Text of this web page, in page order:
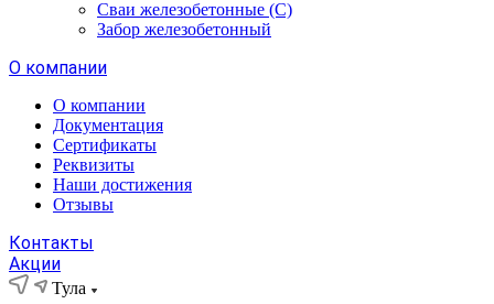
Сваи железобетонные (С)
Забор железобетонный
О компании
О компании
Документация
Сертификаты
Реквизиты
Наши достижения
Отзывы
Контакты
Акции
Тула